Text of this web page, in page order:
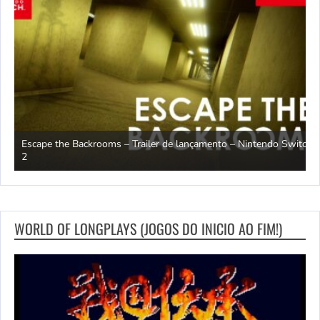
Escape the Backrooms – Trailer de lançamento – Nintendo Switch
2
WORLD OF LONGPLAYS (JOGOS DO INICIO AO FIM!)